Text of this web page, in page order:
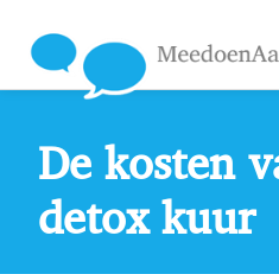
De kosten
detox kuur